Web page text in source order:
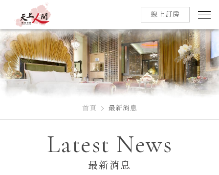
首頁 最新消息
Latest News
最新消息
線上訂房